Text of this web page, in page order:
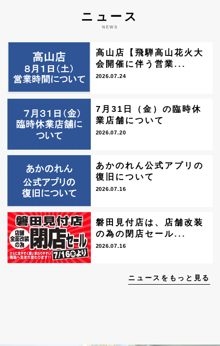
ニュース
NEWS
高山店【飛騨高山花火大
会開催に伴う営業...
2026.07.24
7月31日（金）の臨時休
業店舗について
2026.07.20
あかのれん公式アプリの
復旧について
2026.07.16
磐田見付店は、店舗改装
の為の閉店セール...
2026.07.16
ニュースをもっと見る